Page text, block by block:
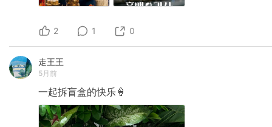
2 1 0
走王王
5月前
一起拆盲盒的快乐🍦